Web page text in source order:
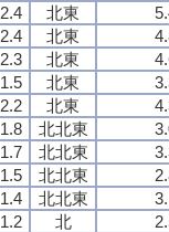
2.4 北東
2.4 北東
2.3 北東
1.5 北東
2.2 北東
1.8 北北東
1.7 北北東
1.5 北北東
1.4 北北東
1.2 北